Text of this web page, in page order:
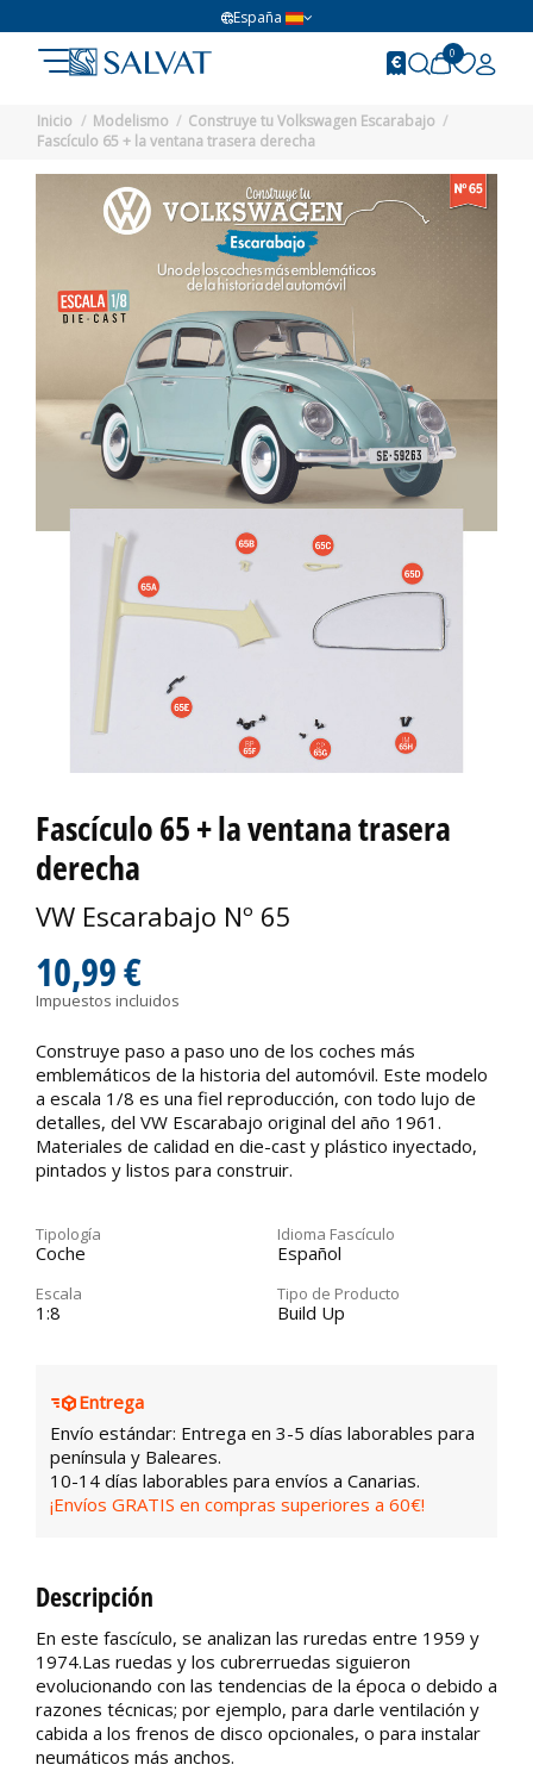
España
0
Inicio Modelismo
Construye tu Volkswagen Escarabajo
Fascículo 65 + la ventana trasera derecha
Fascículo 65 + la ventana trasera
derecha
VW Escarabajo Nº 65
10,99 €
Impuestos incluidos
Construye paso a paso uno de los coches más
emblemáticos de la historia del automóvil. Este modelo
a escala 1/8 es una fiel reproducción, con todo lujo de
detalles, del VW Escarabajo original del año 1961.
Materiales de calidad en die-cast y plástico inyectado,
pintados y listos para construir.
Tipología
Coche
Idioma Fascículo
Español
Escala
1:8
Tipo de Producto
Build Up
Entrega
Envío estándar: Entrega en 3-5 días laborables para
península y Baleares.
10-14 días laborables para envíos a Canarias.
¡Envíos GRATIS en compras superiores a 60€!
Descripción
En este fascículo, se analizan las ruredas entre 1959 y
1974.Las ruedas y los cubrerruedas siguieron
evolucionando con las tendencias de la época o debido a
razones técnicas; por ejemplo, para darle ventilación y
cabida a los frenos de disco opcionales, o para instalar
neumáticos más anchos.